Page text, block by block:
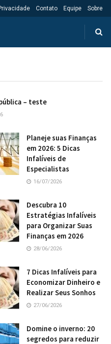
Contato Equipe Sobre
– teste
Planeje suas Finanças
em 2026: 5 Dicas
Infalíveis de
Especialistas
16/07/2026
Descubra 10
Estratégias Infalíveis
para Organizar Suas
Finanças em 2026
28/06/2026
7 Dicas Infalíveis para
Economizar Dinheiro e
Realizar Seus Sonhos
27/06/2026
Domine o inverno: 20
segredos para reduzir